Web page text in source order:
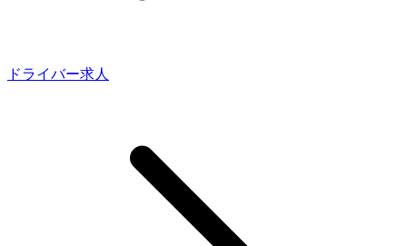
ドライバー求人